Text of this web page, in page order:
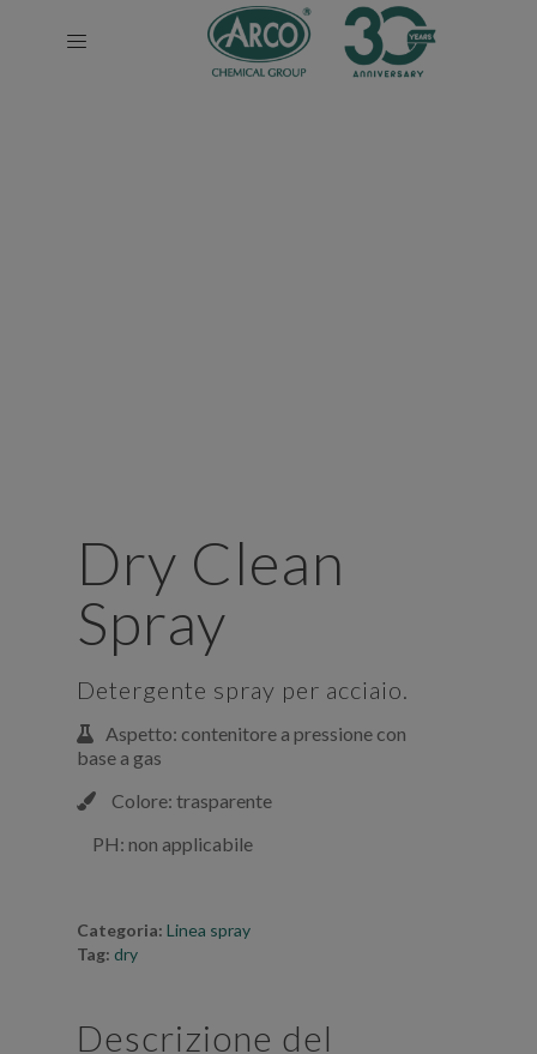
Dry Clean
Spray
Detergente spray per acciaio.
Aspetto: contenitore a pressione con
base a gas
Colore: trasparente
PH: non applicabile
Categoria:Linea spray
Tag: dry
Descrizione del